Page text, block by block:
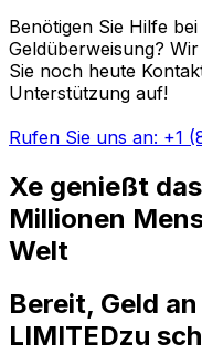
Benötigen Sie Hilfe
Geldüberweisung?
Sie noch heute
Unterstützung auf!
Rufen Sie uns an: +1
Xe genießt
Millionen
Welt
Bereit, Geld
LIMITEDzu